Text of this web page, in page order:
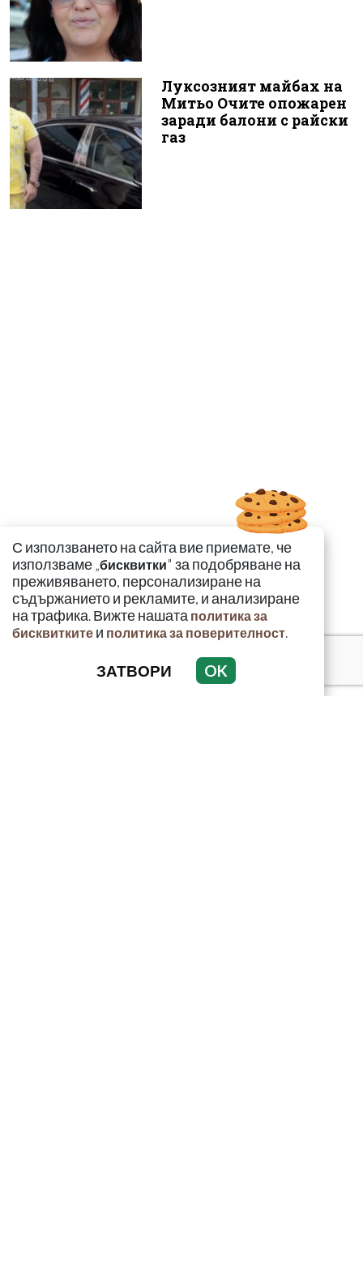
Луксозният майбах на
Митьо Очите опожарен
заради балони с райски
газ
С използването на сайта вие приемате, че
използваме „бисквитки" за подобряване на
преживяването, персонализиране на
съдържанието и рекламите, и анализиране
на трафика. Вижте нашата политика за
бисквитките и политика за поверителност.
ЗАТВОРИ OK